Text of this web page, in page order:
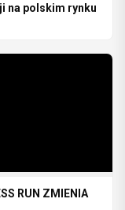
na polskim rynku
RUN ZMIENIA